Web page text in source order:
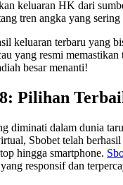
keluaran HK dari
tren angka yang
keluaran terbaru yang
yang resmi
besar menanti!
Pilihan
diminati dalam dunia
Sbobet telah
hingga smartphone.
responsif dan